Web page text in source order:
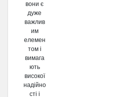
вони є
дуже
важлив
им
елемен
том і
вимага
ють
високої
надійно
сті і